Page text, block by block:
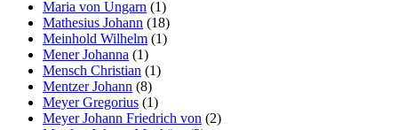
Maria von Ungarn (1)
Mathesius Johann (18)
Meinhold Wilhelm (1)
Mener Johanna (1)
Mensch Christian (1)
Mentzer Johann (8)
Meyer Gregorius (1)
Meyer Johann Friedrich von (2)